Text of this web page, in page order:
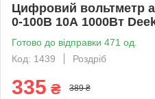
Цифровий вольтметр
0-100В 10А 1000Вт
Готово до відправки 471 од.
Код: 1439
Роздріб
335 ₴ 389 ₴